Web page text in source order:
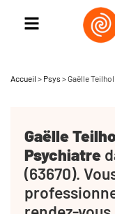
Accueil > Psys >Gaëlle Teilhol
Gaëlle
Psychiatre
(63670).